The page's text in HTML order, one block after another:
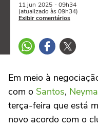
11 jun 2025 - 09h34
(atualizado às 09h34)
Exibir comentários
Em meio à
com o Santos,
terça-feira que está
novo acordo com o